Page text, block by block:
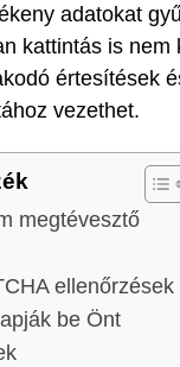
adatokat
kattintás is nem
értesítések
vezethet.
megtévesztő
ellenőrzések
be Önt